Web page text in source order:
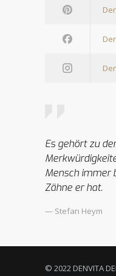
Es gehört zu
Mensch immer
Zähne er hat.
— Stefan Heym
© 2022 DENVITA